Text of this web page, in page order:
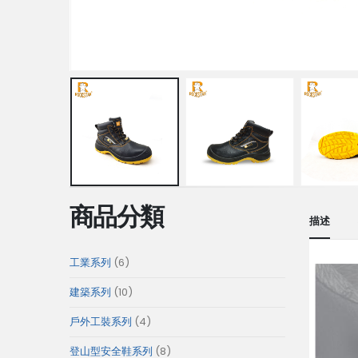
商品分類
工業系列 66
個
品
建築系列 1010
品
戶外工裝系列 44
登山型安全鞋系列 88
描述